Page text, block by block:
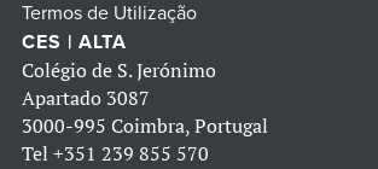
Termos de Utilização
CES | ALTA
Colégio de S. Jerónimo
Apartado 3087
3000-995 Coimbra, Portugal
Tel +351 239 855 570